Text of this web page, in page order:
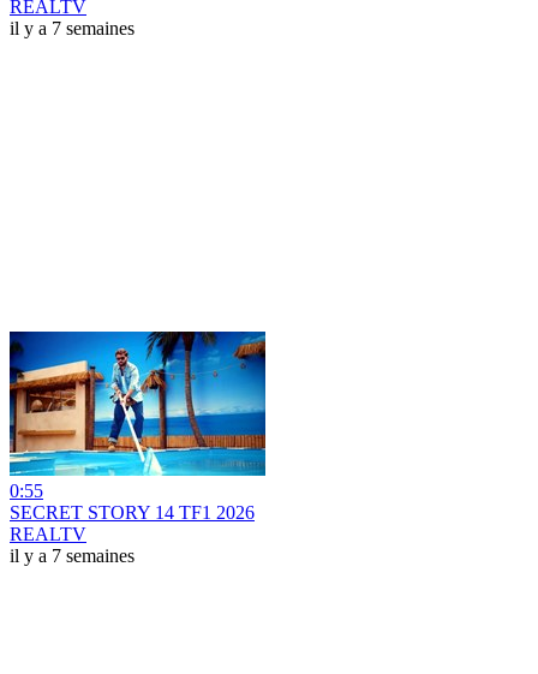
REALTV
il y a 7 semaines
0:55
SECRET STORY 14 TF1 2026
REALTV
il y a 7 semaines